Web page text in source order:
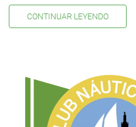
CONTINUAR LEYENDO